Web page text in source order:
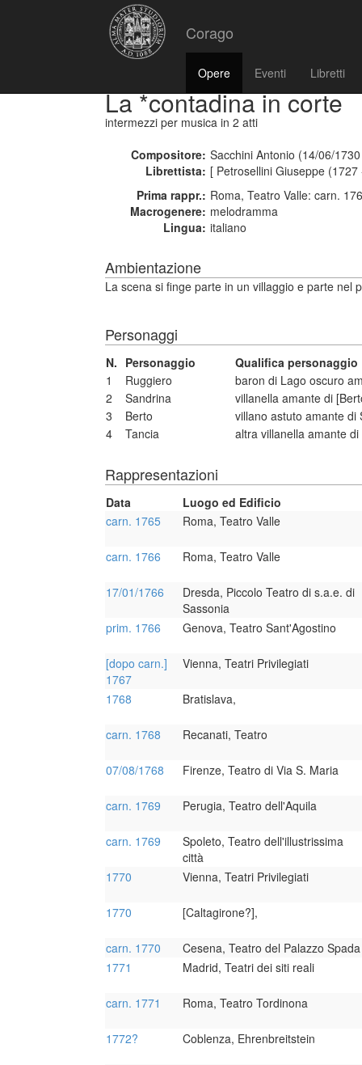
Corago
Opere Eventi Libretti
La *contadina in corte
intermezzi per musica in 2 atti
Compositore: Sacchini Antonio (14/06/
Librettista: [ Petrosellini Giuseppe
Prima rappr.: Roma, Teatro Valle: carn.
Macrogenere: melodramma
Lingua: italiano
Ambientazione
La scena si finge parte in un villaggio e parte nel
Personaggi
N. Personaggio
Qualifica personaggio
1
Ruggiero
baron di Lago oscuro
2
Sandrina
villanella amante di
3
Berto
villano astuto amante di
4
Tancia altra villanella amante di
Rappresentazioni
Data
Luogo ed Edificio
carn. 1765
Roma, Teatro Valle
carn. 1766 Roma, Teatro Valle
17/01/1766
Dresda, Piccolo Teatro di s.a.e. di
Sassonia
prim. 1766
Genova, Teatro Sant'Agostino
[dopo carn.]
1767
Vienna, Teatri Privilegiati
1768 Bratislava,
carn. 1768 Recanati, Teatro
07/08/1768 Firenze, Teatro di Via S. Maria
carn. 1769 Perugia, Teatro dell'Aquila
carn. 1769
Spoleto, Teatro dell'illustrissima
città
1770
Vienna, Teatri Privilegiati
1770 [Caltagirone?],
carn. 1770
Cesena, Teatro del Palazzo Spada
1771
Madrid, Teatri dei siti reali
carn. 1771 Roma, Teatro Tordinona
1772? Coblenza, Ehrenbreitstein